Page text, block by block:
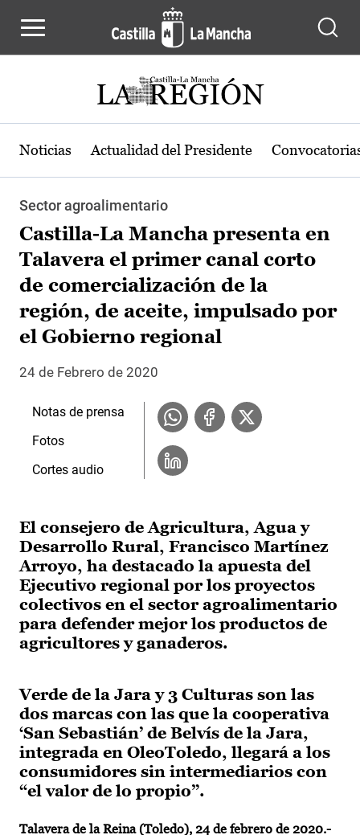
Noticias Actualidad del Presidente
Sector agroalimentario
Castilla-La Mancha presenta en
Talavera el primer canal corto
de comercialización de la
región, de aceite, impulsado por
el Gobierno regional
24 de Febrero de 2020
El consejero de Agricultura, Agua y
Desarrollo Rural, Francisco Martínez
Arroyo, ha destacado la apuesta del
Ejecutivo regional por los proyectos
colectivos en el sector agroalimentario
para defender mejor los productos de
agricultores y ganaderos.
Verde de la Jara y 3 Culturas son las
dos marcas con las que la cooperativa
‘San Sebastián’ de Belvís de la Jara,
integrada en OleoToledo, llegará a los
consumidores sin intermediarios con
“el valor de lo propio”.
Talavera de la Reina (Toledo), 24 de febrero de 2020.-
Notas de prensa
Fotos
Cortes audio